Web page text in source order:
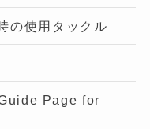
の使用タックル
Page for